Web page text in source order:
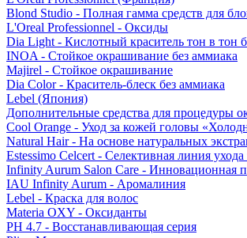
Blond Studio - Полная гамма средств для
L'Oreal Professionnel - Оксиды
Dia Light - Кислотный краситель тон в тон
INOA - Стойкое окрашивание без аммиака
Majirel - Стойкое окрашивание
Dia Color - Краситель-блеск без аммиака
Lebel (Япония)
Дополнительные средства для процедуры
Cool Orange - Уход за кожей головы
Natural Hair - На основе натуральных
Estessimo Celcert - Селективная линия
Infinity Aurum Salon Care - Инновационная
IAU Infinity Aurum - Аромалиния
Lebel - Краска для волос
Materia OXY - Оксиданты
PH 4.7 - Восстанавливающая серия